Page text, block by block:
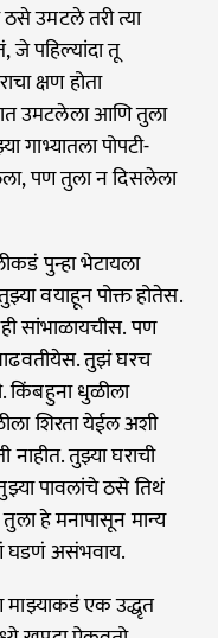
ठसे उमटले तरी त्या
पहिल्यांदा तू
क्षण होता
उमटलेला आणि तुला
गाभ्यातला पोपटी-
पण तुला न दिसलेला
पुन्हा भेटायला
वयाहून पोक्त होतेस.
सांभाळायचीस. पण
तुझं घरच
किंबहुना धुळीला
शिरता येईल अशी
तुझ्या घराची
पावलांचे ठसे तिथं
हे मनापासून मान्य
घडणं असंभवाय.
एक उद्धृत